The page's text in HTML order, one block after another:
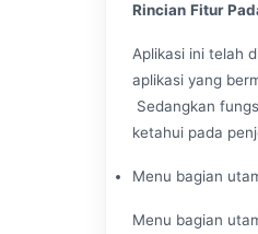
Rincian Fitur
Aplikasi ini telah
aplikasi yang
Sedangkan
ketahui pada
Menu bagian
Menu bagian